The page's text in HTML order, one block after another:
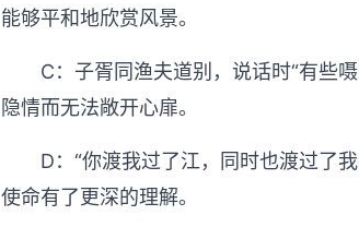
能够平和地欣赏风景。
C：子胥同渔夫道别，说话时“有些
隐情而无法敞开心扉。
D：“你渡我过了江，同时也渡过了
使命有了更深的理解。